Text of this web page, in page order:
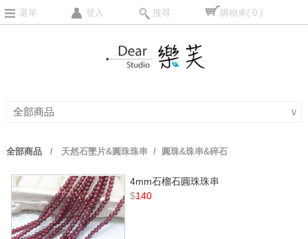
選單 登入 搜尋 購物車( 0 )
全部商品 ∨
全部商品/ 天然石墜片&圓珠珠串 / 圓珠&珠串&碎石
4mm石榴石圓珠珠串
$140